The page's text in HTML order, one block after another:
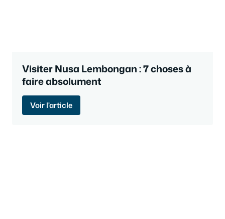
Visiter Nusa Lembongan : 7 choses à
faire absolument
Voir l'article